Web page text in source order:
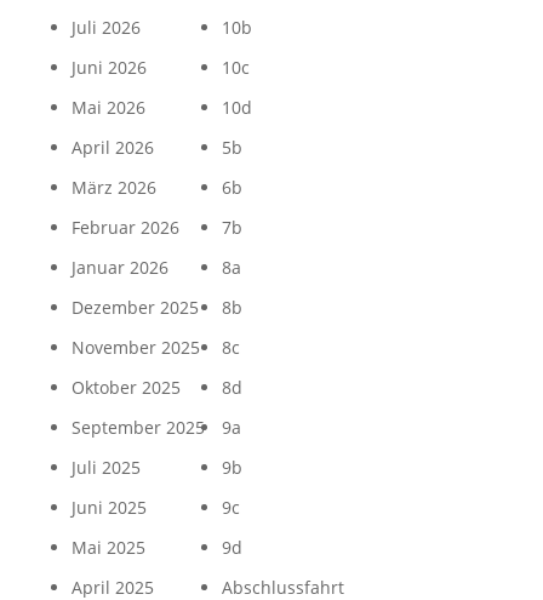
Juli 2026
Juni 2026
Mai 2026
April 2026
März 2026
Februar 2026
Januar 2026
Dezember 2025
November 2025
Oktober 2025
September 2025
Juli 2025
Juni 2025
Mai 2025
April 2025
10b
10c
10d
5b
6b
7b
8a
8b
8c
8d
9a
9b
9c
9d
Abschlussfahrt